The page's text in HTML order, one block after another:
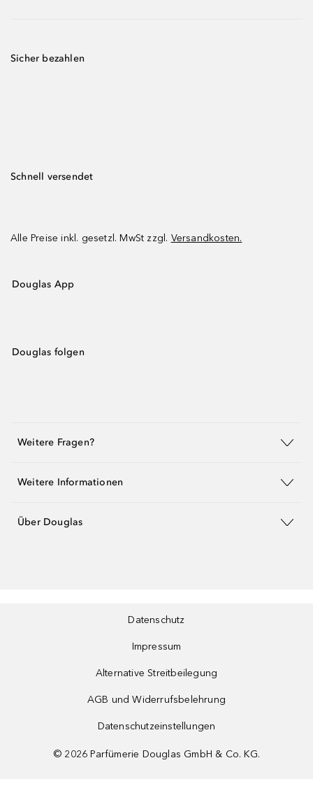
Sicher bezahlen
Schnell versendet
Alle Preise inkl. gesetzl. MwSt zzgl. Versandkosten.
Douglas App
Douglas folgen
Weitere Fragen?
Weitere Informationen
Über Douglas
Datenschutz
Impressum
Alternative Streitbeilegung
AGB und Widerrufsbelehrung
Datenschutzeinstellungen
© 2026 Parfümerie Douglas GmbH & Co. KG.